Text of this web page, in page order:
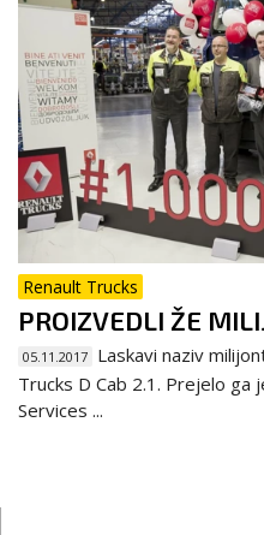
Renault Trucks
PROIZVEDLI ŽE
05.11.2017 Laskavi naziv
Trucks D Cab 2.1. Prejelo
Services ...